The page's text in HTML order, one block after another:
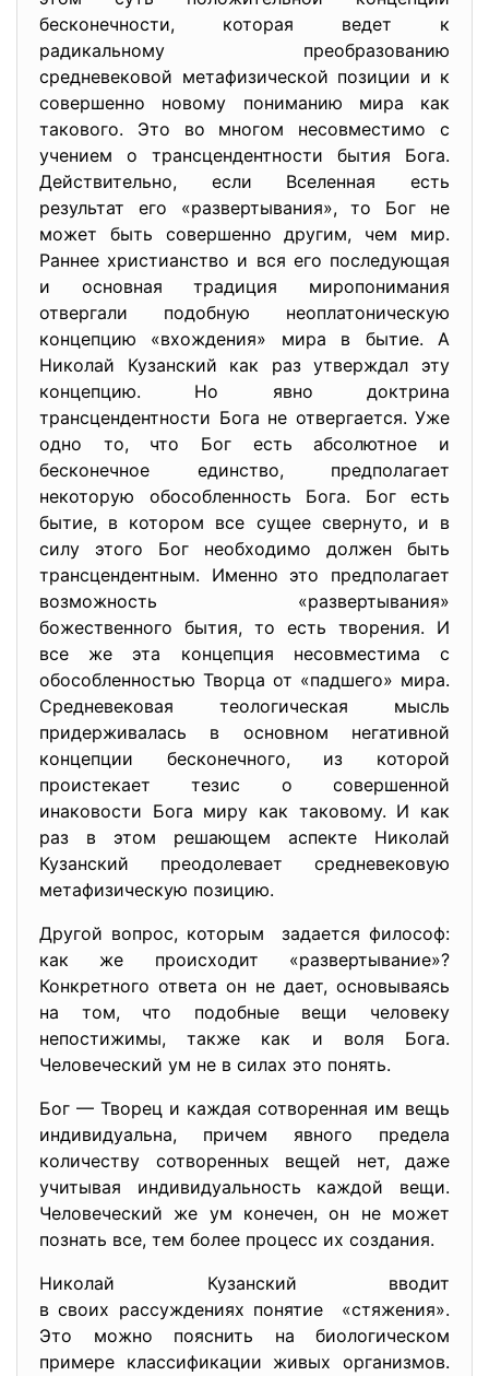
бесконечности, которая ведет к
радикальному преобразованию
средневековой метафизической позиции и к
совершенно новому пониманию мира как
такового. Это во многом несовместимо с
учением о трансцендентности бытия Бога.
Действительно, если Вселенная есть
результат его «развертывания», то Бог не
может быть совершенно другим, чем мир.
Раннее христианство и вся его последующая
и основная традиция миропонимания
отвергали подобную неоплатоническую
концепцию «вхождения» мира в бытие. А
Николай Кузанский как раз утверждал эту
концепцию. Но явно доктрина
трансцендентности Бога не отвергается. Уже
одно то, что Бог есть абсолютное и
бесконечное единство, предполагает
некоторую обособленность Бога. Бог есть
бытие, в котором все сущее свернуто, и в
силу этого Бог необходимо должен быть
трансцендентным. Именно это предполагает
возможность «развертывания»
божественного бытия, то есть творения. И
все же эта концепция несовместима с
обособленностью Творца от «падшего» мира.
Средневековая теологическая мысль
придерживалась в основном негативной
концепции бесконечного, из которой
проистекает тезис о совершенной
инаковости Бога миру как таковому. И как
раз в этом решающем аспекте Николай
Кузанский преодолевает средневековую
метафизическую позицию.
Другой вопрос, которым задается философ:
как же происходит «развертывание»?
Конкретного ответа он не дает, основываясь
на том, что подобные вещи человеку
непостижимы, также как и воля Бога.
Человеческий ум не в силах это понять.
Бог — Творец и каждая сотворенная им вещь
индивидуальна, причем явного предела
количеству сотворенных вещей нет, даже
учитывая индивидуальность каждой вещи.
Человеческий же ум конечен, он не может
познать все, тем более процесс их создания.
Николай Кузанский вводит
в своих рассуждениях понятие «стяжения».
Это можно пояснить на биологическом
примере классификации живых организмов.